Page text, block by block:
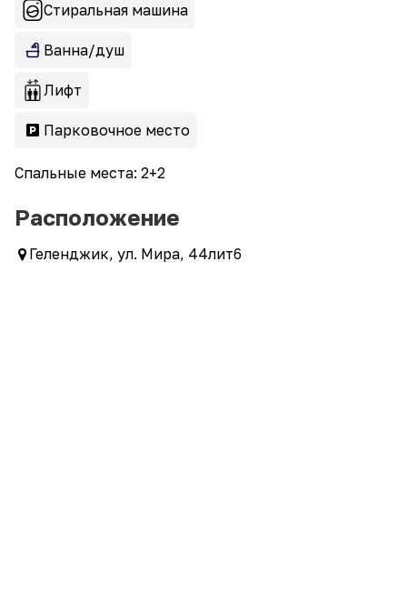
Стиральная машина
Ванна/душ
Лифт
Парковочное место
Спальные места: 2+2
Расположение
Геленджик, ул. Мира, 44лит6